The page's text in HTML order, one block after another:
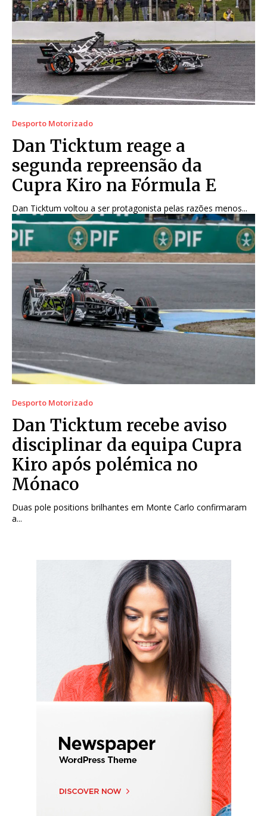
Desporto Motorizado
Dan Ticktum reage a
segunda repreensão da
Cupra Kiro na Fórmula E
Dan Ticktum voltou a ser protagonista pelas razões menos...
Desporto Motorizado
Dan Ticktum recebe aviso
disciplinar da equipa Cupra
Kiro após polémica no
Mónaco
Duas pole positions brilhantes em Monte Carlo confirmaram
a...